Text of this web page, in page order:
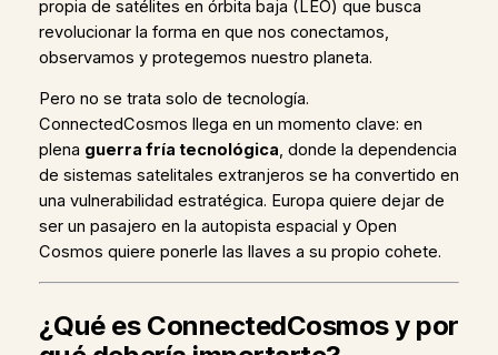
propia de satélites en órbita baja (LEO) que busca
revolucionar la forma en que nos conectamos,
observamos y protegemos nuestro planeta.
Pero no se trata solo de tecnología.
ConnectedCosmos llega en un momento clave: en
plena guerra fría tecnológica, donde la dependencia
de sistemas satelitales extranjeros se ha convertido en
una vulnerabilidad estratégica. Europa quiere dejar de
ser un pasajero en la autopista espacial y Open
Cosmos quiere ponerle las llaves a su propio cohete.
¿Qué es ConnectedCosmos y por